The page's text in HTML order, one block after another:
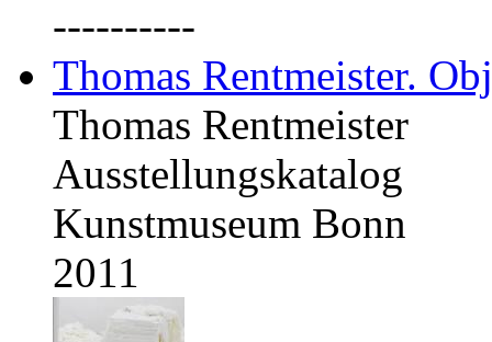
----------
Thomas Rentmeister.
Thomas Rentmeister
Ausstellungskatalog
Kunstmuseum Bonn
2011